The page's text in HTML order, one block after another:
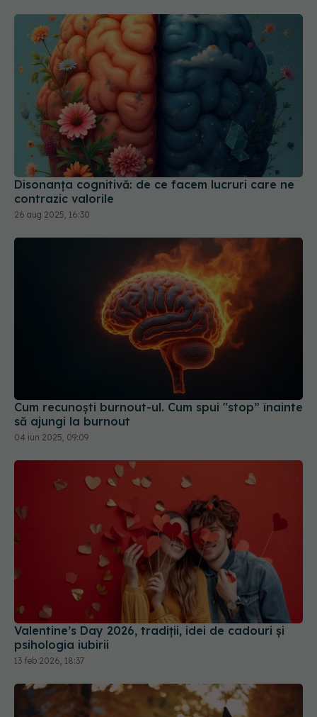
Disonanța cognitivă: de ce facem lucruri care ne
contrazic valorile
26 aug 2025, 16:30
Cum recunoști burnout-ul. Cum spui "stop” înainte
să ajungi la burnout
04 iun 2025, 09:09
Valentine’s Day 2026, tradiții, idei de cadouri și
psihologia iubirii
13 feb 2026, 18:37